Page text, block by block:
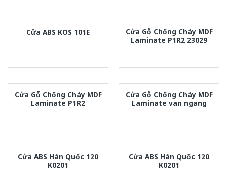
Cửa ABS KOS 101E
Cửa Gỗ Chống Cháy MDF
Laminate P1R2 23029
Cửa Gỗ Chống Cháy MDF
Laminate P1R2
Cửa Gỗ Chống Cháy MDF
Laminate van ngang
Cửa ABS Hàn Quốc 120
K0201
Cửa ABS Hàn Quốc 120
K0201